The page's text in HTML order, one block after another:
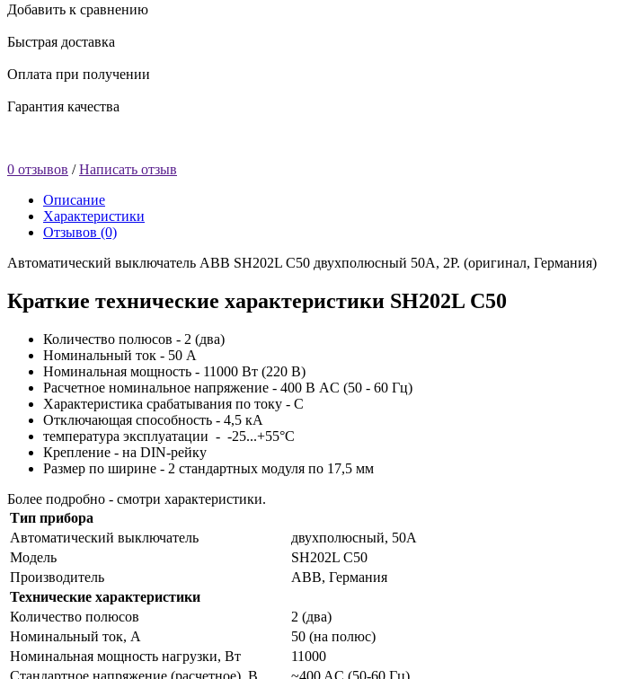
Добавить к сравнению
Быстрая доставка
Оплата при получении
Гарантия качества
0 отзывов /Написать отзыв
Описание
Характеристики
Отзывов (0)
Автоматический выключатель ABB SH202L C50 двухполюсный 50А, 2P. (оригинал, Германия)
Краткие технические характеристики SH202L C50
Количество полюсов - 2 (два)
Номинальный ток - 50 А
Номинальная мощность - 11000 Вт (220 В)
Расчетное номинальное напряжение - 400 В AC (50 - 60 Гц)
Характеристика срабатывания по току - С
Отключающая способность - 4,5 кА
температура эксплуатации - -25...+55°C
Крепление - на DIN-рейку
Размер по ширине - 2 стандартных модуля по 17,5 мм
Более подробно - смотри характеристики.
Тип прибора
Автоматический выключатель
двухполюсный, 50А
Модель
SH202L C50
Производитель
АВВ, Германия
Технические характеристики
Количество полюсов
2 (два)
Номинальный ток, А
50 (на полюс)
Номинальная мощность нагрузки, Вт
11000
Стандартное напряжение (расчетное), В
~400 AC (50-60 Гц)